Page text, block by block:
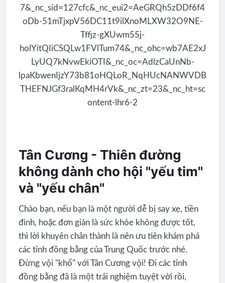
Tân Cương - Thiên đường
không dành cho hội "yếu tim"
và "yếu chân"
Chào bạn, nếu bạn là một người dễ bị say xe, tiền
đình, hoặc đơn giản là sức khỏe không được tốt,
thì lời khuyên chân thành là nên ưu tiên khám phá
các tỉnh đồng bằng của Trung Quốc trước nhé.
Đừng vội "khổ" với Tân Cương vội! Đi các tỉnh
đồng bằng đã là một trải nghiệm tuyệt vời rồi,